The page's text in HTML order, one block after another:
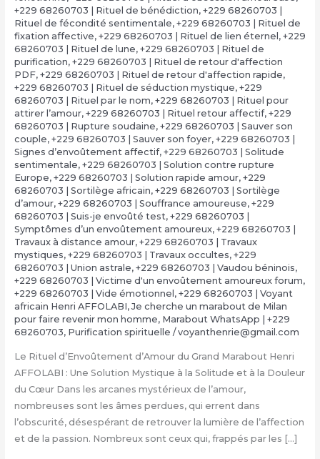
+229 68260703 | Rituel de bénédiction, +229 68260703 |
Rituel de fécondité sentimentale, +229 68260703 | Rituel de
fixation affective, +229 68260703 | Rituel de lien éternel , +229
68260703 | Rituel de lune, +229 68260703 | Rituel de
purification, +229 68260703 | Rituel de retour d'affection
PDF, +229 68260703 | Rituel de retour d'affection rapide,
+229 68260703 | Rituel de séduction mystique, +229
68260703 | Rituel par le nom, +229 68260703 | Rituel pour
attirer l’amour, +229 68260703 | Rituel retour affectif, +229
68260703 | Rupture soudaine, +229 68260703 | Sauver son
couple, +229 68260703 | Sauver son foyer, +229 68260703 |
Signes d’envoûtement affectif, +229 68260703 | Solitude
sentimentale, +229 68260703 | Solution contre rupture
Europe, +229 68260703 | Solution rapide amour, +229
68260703 | Sortilège africain, +229 68260703 | Sortilège
d’amour, +229 68260703 | Souffrance amoureuse, +229
68260703 | Suis-je envoûté test, +229 68260703 |
Symptômes d’un envoûtement amoureux, +229 68260703 |
Travaux à distance amour, +229 68260703 | Travaux
mystiques, +229 68260703 | Travaux occultes, +229
68260703 | Union astrale, +229 68260703 | Vaudou béninois,
+229 68260703 | Victime d'un envoûtement amoureux forum,
+229 68260703 | Vide émotionnel , +229 68260703 | Voyant
africain Henri AFFOLABI, Je cherche un marabout de Milan
pour faire revenir mon homme, Marabout WhatsApp | +229
68260703, Purification spirituelle /voyanthenrie@gmail.com
Le Rituel d’Envoûtement d’Amour du Grand Marabout Henri
AFFOLABI : Une Solution Mystique à la Solitude et à la Douleur
du Cœur Dans les arcanes mystérieux de l’amour,
nombreuses sont les âmes perdues, qui errent dans
l’obscurité, désespérant de retrouver la lumière de l’affection
et de la passion. Nombreux sont ceux qui, frappés par les […]